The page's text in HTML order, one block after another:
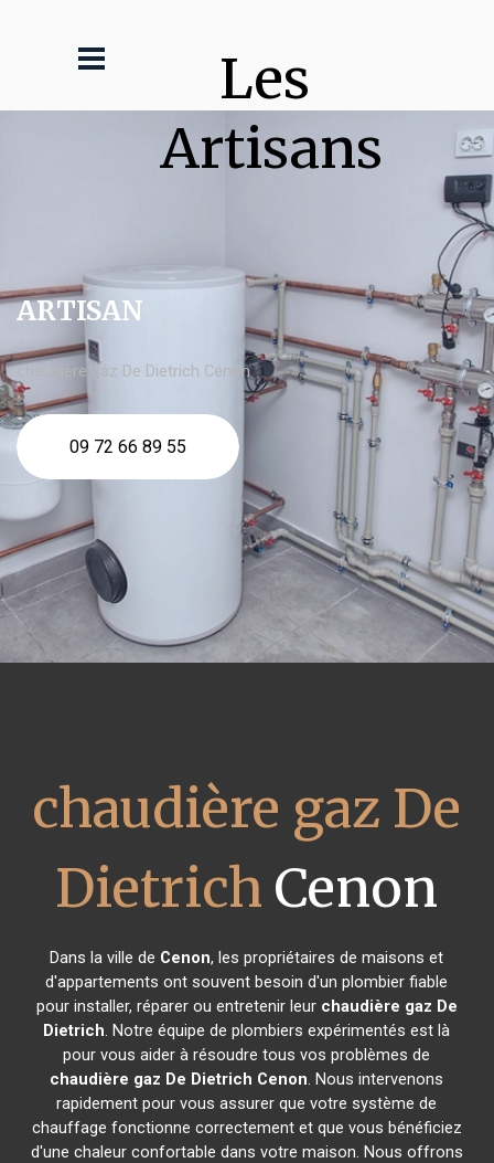
Les
Artisans
ARTISAN
chaudière gaz De Dietrich Cenon
09 72 66 89 55
chaudière gaz De
Dietrich Cenon
Dans la ville de Cenon, les propriétaires de maisons et
d'appartements ont souvent besoin d'un plombier fiable
pour installer, réparer ou entretenir leur chaudière gaz De
Dietrich. Notre équipe de plombiers expérimentés est là
pour vous aider à résoudre tous vos problèmes de
chaudière gaz De Dietrich Cenon. Nous intervenons
rapidement pour vous assurer que votre système de
chauffage fonctionne correctement et que vous bénéficiez
d'une chaleur confortable dans votre maison. Nous offrons